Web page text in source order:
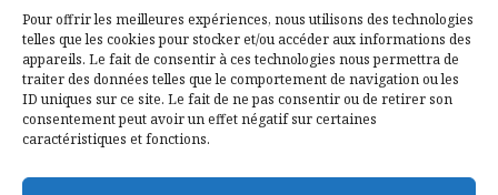
Pour offrir les meilleures expériences, nous utilisons des technologies
telles que les cookies pour stocker et/ou accéder aux informations des
appareils. Le fait de consentir à ces technologies nous permettra de
traiter des données telles que le comportement de navigation ou les
ID uniques sur ce site. Le fait de ne pas consentir ou de retirer son
consentement peut avoir un effet négatif sur certaines
caractéristiques et fonctions.
Mentions légales
Politique de confidentialité